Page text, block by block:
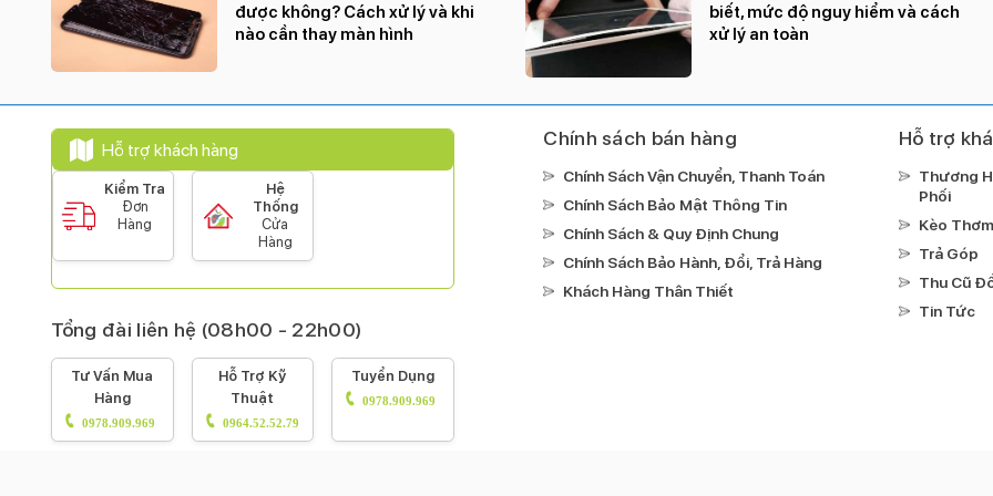
được không? Cách xử lý và khi
nào cần thay màn hình
biết, mức độ nguy hiểm và cách
xử lý an toàn
Hỗ trợ khách hàng
Kiểm Tra
Đơn
Hàng
Hệ
Thống
Cửa
Hàng
Tổng đài liên hệ (08h00 - 22h00)
Tư Vấn Mua
Hàng
0978.909.969
Hỗ Trợ Kỹ
Thuật
0964.52.52.79
Tuyển Dụng
0978.909.969
Chính sách bán hàng
Chính Sách Vận Chuyển, Thanh Toán
Chính Sách Bảo Mật Thông Tin
Chính Sách & Quy Định Chung
Chính Sách Bảo Hành, Đổi, Trả Hàng
Khách Hàng Thân Thiết
Hỗ trợ
Thương
Phối
Kèo Thơm
Trả Góp
Thu Cũ
Tin Tức